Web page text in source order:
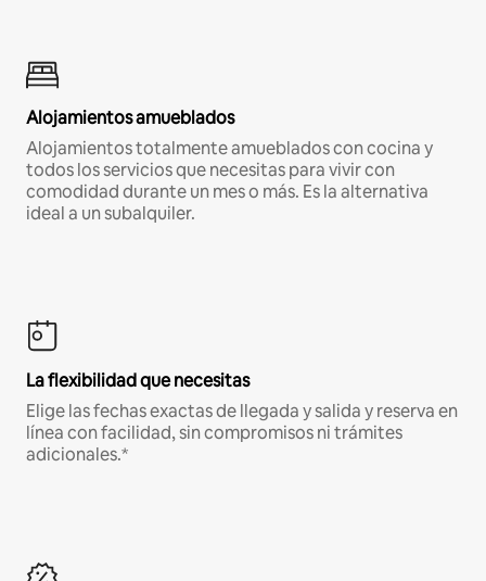
Alojamientos amueblados
Alojamientos totalmente amueblados con cocina y
todos los servicios que necesitas para vivir con
comodidad durante un mes o más. Es la alternativa
ideal a un subalquiler.
La flexibilidad que necesitas
Elige las fechas exactas de llegada y salida y reserva en
línea con facilidad, sin compromisos ni trámites
adicionales.*